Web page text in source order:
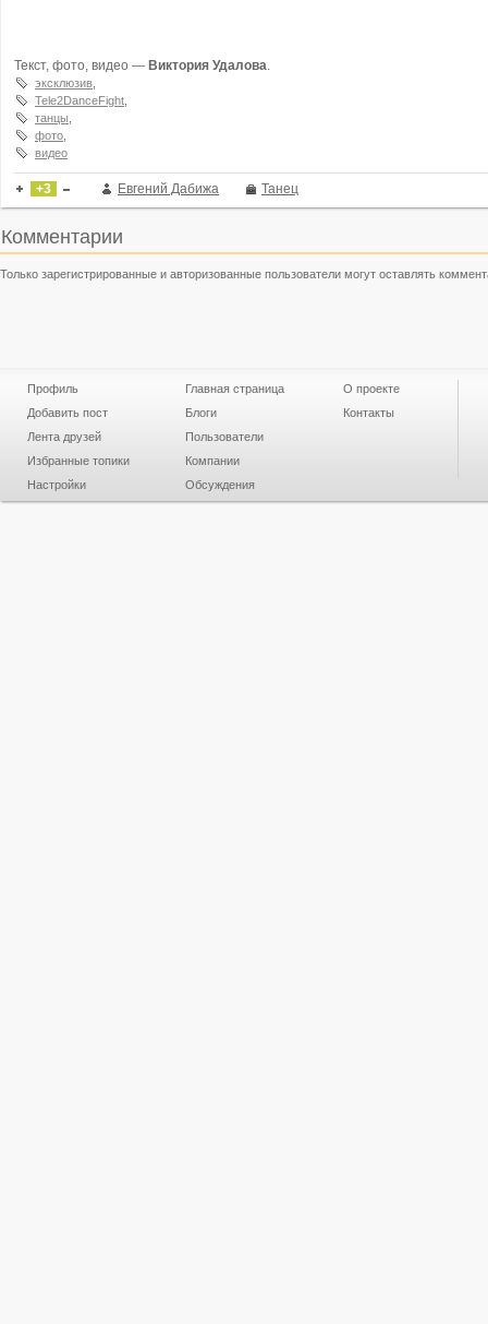
Текст, фото, видео — Виктория Удалова.
эксклюзив
Tele2DanceFight
танцы
фото
видео
+3 Евгений Дабижа Танец
Комментарии
Только зарегистрированные и авторизованные пользователи могут оставлять
Профиль
Добавить пост
Лента друзей
Избранные топики
Настройки
Главная страница
Блоги
Пользователи
Компании
Обсуждения
О проекте
Контакты